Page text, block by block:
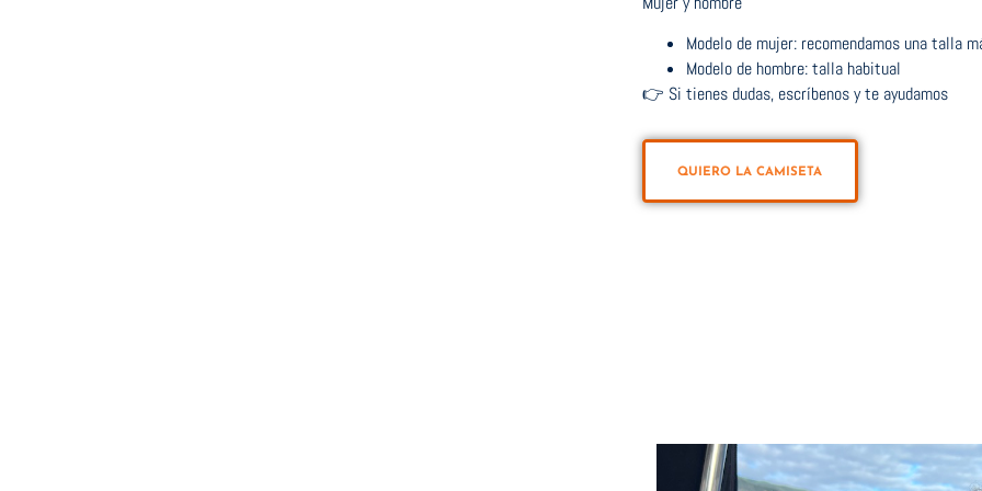
Modelo de mujer: recomendamos una talla
Modelo de hombre: talla habitual
👉 Si tienes dudas, escríbenos y te ayudamos
QUIERO LA CAMISETA